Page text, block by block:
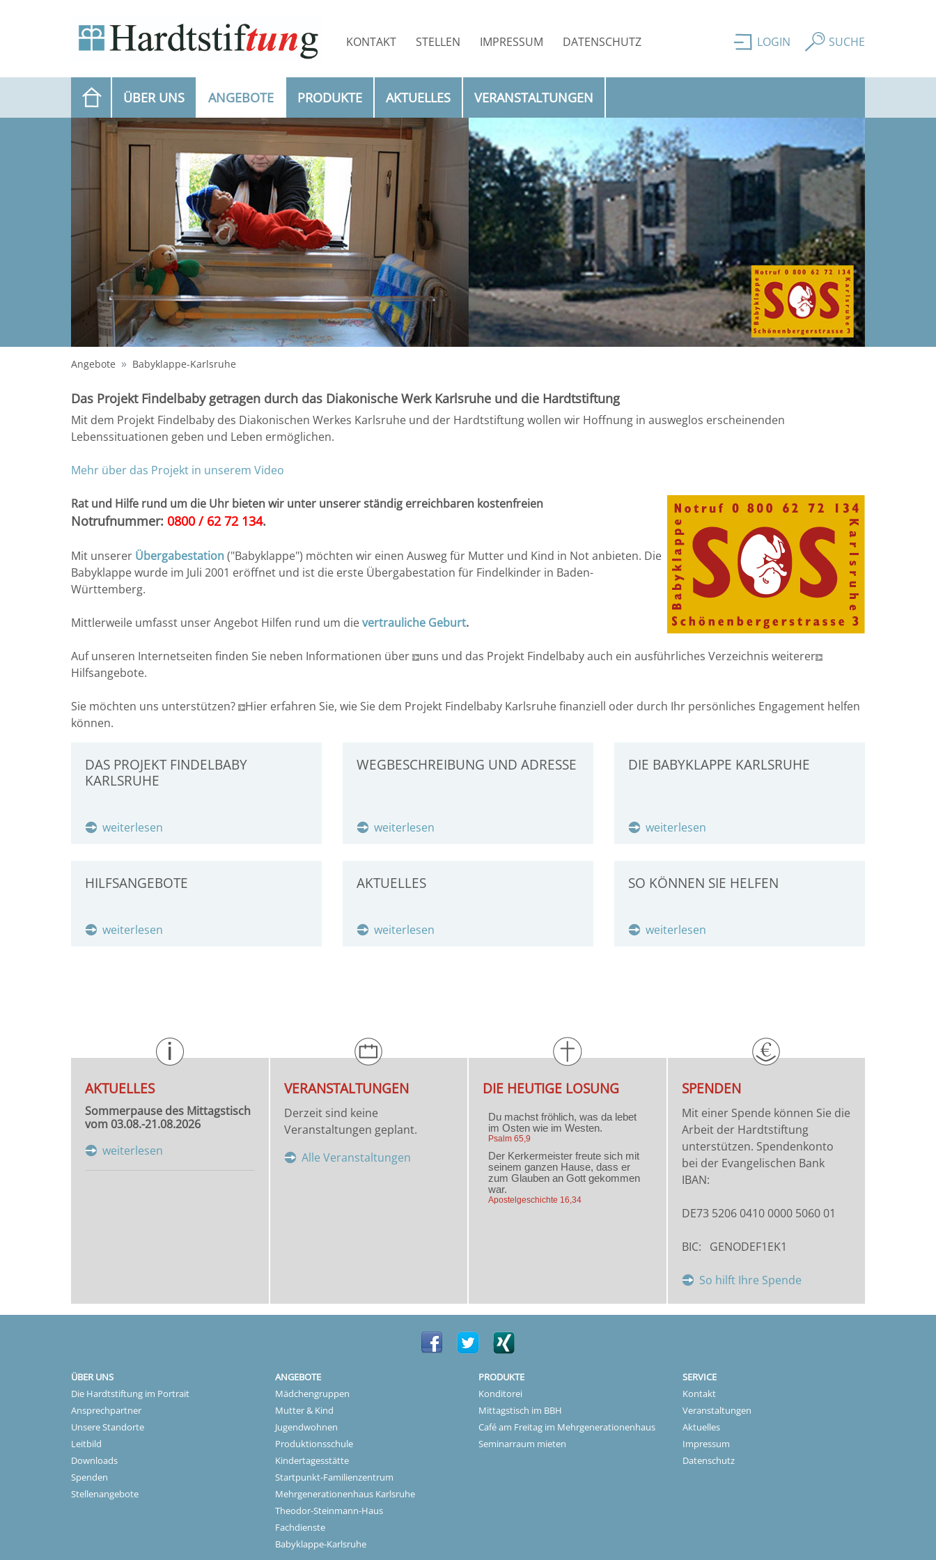
KONTAKT STELLEN IMPRESSUM DATENSCHUTZ LOGIN SUCHE
ÜBER UNS ANGEBOTE(AUSGEWÄHLT)
PRODUKTE AKTUELLES VERANSTALTUNGEN
Angebote Babyklappe-Karlsruhe
Das Projekt Findelbaby getragen durch das Diakonische Werk Karlsruhe und die Hardtstiftung
Mit dem Projekt Findelbaby des Diakonischen Werkes Karlsruhe und der Hardtstiftung wollen wir Hoffnung in ausweglos erscheinenden
Lebenssituationen geben und Leben ermöglichen.
Mehr über das Projekt in unserem Video
Rat und Hilfe rund um die Uhr bieten wir unter unserer ständig erreichbaren kostenfreien
Notrufnummer: 0800 / 62 72 134.
Mit unserer Übergabestation("Babyklappe") möchten wir einen Ausweg für Mutter und Kind in Not anbieten. Die
Babyklappe wurde im Juli 2001 eröffnet und ist die erste Übergabestation für Findelkinder in Baden-
Württemberg.
Mittlerweile umfasst unser Angebot Hilfen rund um dievertrauliche Geburt.
Auf unseren Internetseiten finden Sie neben Informationen über
uns und das Projekt Findelbaby auch ein ausführliches Verzeichnis weiterer
Hilfsangebote.
Sie möchten uns unterstützen?
Hier erfahren Sie, wie Sie dem Projekt Findelbaby Karlsruhe finanziell oder durch Ihr persönliches Engagement helfen
können.
DAS PROJEKT FINDELBABY
KARLSRUHE
weiterlesen
WEGBESCHREIBUNG UND ADRESSE
weiterlesen
DIE BABYKLAPPE KARLSRUHE
weiterlesen
HILFSANGEBOTE
weiterlesen
AKTUELLES
weiterlesen
SO KÖNNEN SIE HELFEN
weiterlesen
AKTUELLES
Sommerpause des Mittagstisch
vom 03.08.-21.08.2026
weiterlesen
VERANSTALTUNGEN
Derzeit sind keine
Veranstaltungen geplant.
Alle Veranstaltungen
DIE HEUTIGE LOSUNG SPENDEN
Mit einer Spende können Sie die
Arbeit der Hardtstiftung
unterstützen. Spendenkonto
bei der Evangelischen Bank
IBAN:
DE73 5206 0410 0000 5060 01
BIC: GENODEF1EK1
So hilft Ihre Spende
ÜBER UNS
Die Hardtstiftung im Portrait
Ansprechpartner
Unsere Standorte
Leitbild
Downloads
Spenden
Stellenangebote
ANGEBOTE
Mädchengruppen
Mutter & Kind
Jugendwohnen
Produktionsschule
Kindertagesstätte
Startpunkt-Familienzentrum
Mehrgenerationenhaus Karlsruhe
Theodor-Steinmann-Haus
Fachdienste
Babyklappe-Karlsruhe
PRODUKTE
Konditorei
Mittagstisch im BBH
Café am Freitag im Mehrgenerationenhaus
Seminarraum mieten
SERVICE
Kontakt
Veranstaltungen
Aktuelles
Impressum
Datenschutz